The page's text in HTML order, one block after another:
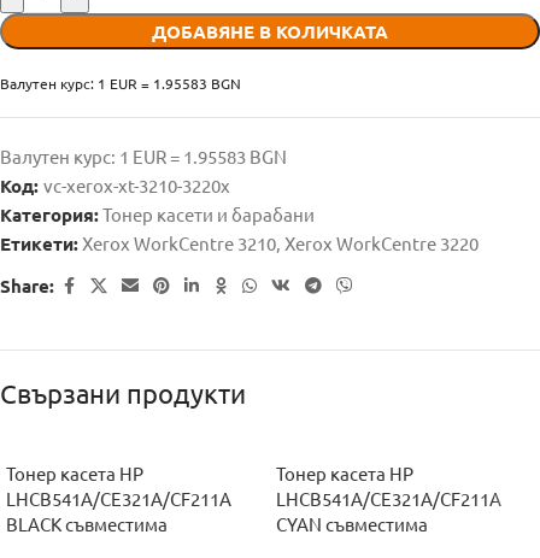
ДОБАВЯНЕ В КОЛИЧКАТА
Валутен курс: 1 EUR = 1.95583 BGN
Валутен курс: 1 EUR = 1.95583 BGN
Код: vc-xerox-xt-3210-3220x
Категория:Тонер касети и барабани
Етикети:Xerox WorkCentre 3210 Xerox WorkCentre 3220
Share:
Свързани продукти
Тонер касета HP
LHCB541A/CE321A/CF211A
BLACK съвместима
Тонер касета HP
LHCB541A/CE321A/CF211A
CYAN съвместима